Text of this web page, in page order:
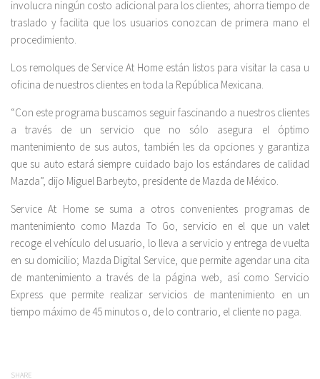
involucra ningún costo adicional para los clientes; ahorra tiempo de
traslado y facilita que los usuarios conozcan de primera mano el
procedimiento.
Los remolques de Service At Home están listos para visitar la casa u
oficina de nuestros clientes en toda la República Mexicana.
“Con este programa buscamos seguir fascinando a nuestros clientes
a través de un servicio que no sólo asegura el óptimo
mantenimiento de sus autos, también les da opciones y garantiza
que su auto estará siempre cuidado bajo los estándares de calidad
Mazda”, dijo Miguel Barbeyto, presidente de Mazda de México.
Service At Home se suma a otros convenientes programas de
mantenimiento como Mazda To Go, servicio en el que un valet
recoge el vehículo del usuario, lo lleva a servicio y entrega de vuelta
en su domicilio; Mazda Digital Service, que permite agendar una cita
de mantenimiento a través de la página web, así como Servicio
Express que permite realizar servicios de mantenimiento en un
tiempo máximo de 45 minutos o, de lo contrario, el cliente no paga.
SHARE